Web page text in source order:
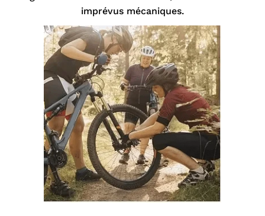
imprévus mécaniques.